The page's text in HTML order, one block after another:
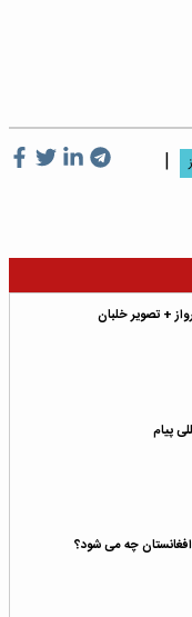
|
+ تصویر خلبان
پیام
چه می شود؟